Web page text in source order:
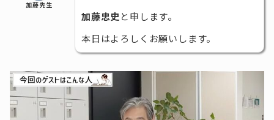
加藤先生
加藤忠史 と申します。
本日はよろしくお願いします。